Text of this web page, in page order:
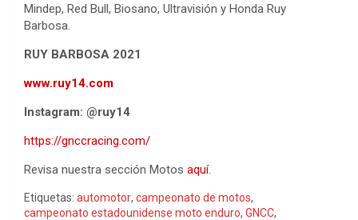
Mindep, Red Bull, Biosano, Ultravisión y Honda Ruy
Barbosa.
RUY BARBOSA 2021
www.ruy14.com
Instagram: @ruy14
https://gnccracing.com/
Revisa nuestra sección Motos aquí.
Etiquetas: automotor, campeonato de motos,
campeonato estadounidense moto enduro, GNCC,